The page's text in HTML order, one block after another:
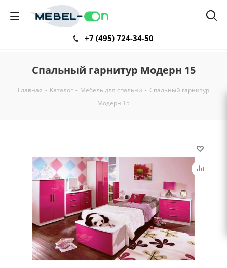
+7 (495) 724-34-50
Спальный гарнитур Модерн 15
Главная - Каталог - Мебель для спальни - Спальный гарнитур
Модерн 15